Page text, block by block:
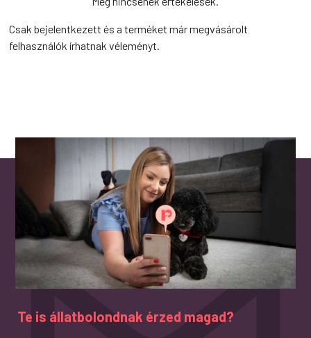
Csak bejelentkezett és a terméket már megvásárolt
felhasználók írhatnak véleményt.
Te is állatbolondnak érzed magad?